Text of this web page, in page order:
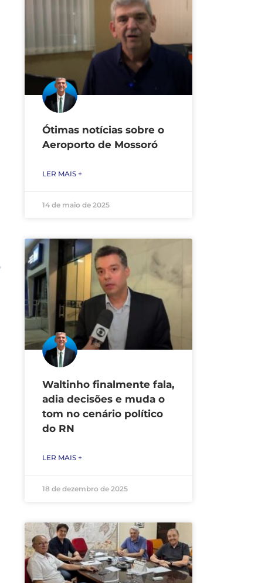
Ótimas notícias sobre o
Aeroporto de Mossoró
LER MAIS +
14 de maio de 2025
Waltinho finalmente fala,
adia decisões e muda o
tom no cenário político
do RN
LER MAIS +
18 de dezembro de 2025